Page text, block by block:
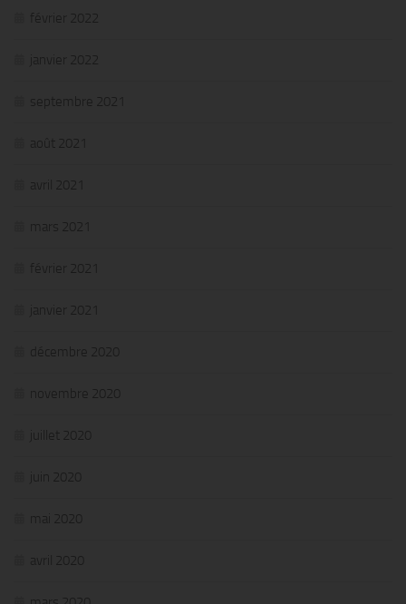
février 2022
janvier 2022
septembre 2021
août 2021
avril 2021
mars 2021
février 2021
janvier 2021
décembre 2020
novembre 2020
juillet 2020
juin 2020
mai 2020
avril 2020